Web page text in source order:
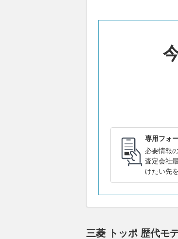
専用フォ
必要情報
査定会社
けたい先
三菱 トッポ 歴代モ